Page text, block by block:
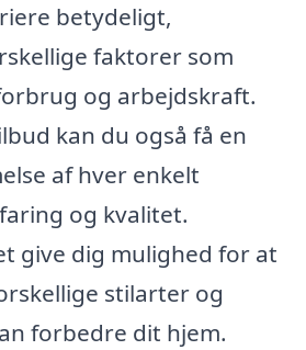
betydeligt,
faktorer som
og arbejdskraft.
kan du også få en
af hver enkelt
og kvalitet.
give dig mulighed for at
stilarter og
forbedre dit hjem.